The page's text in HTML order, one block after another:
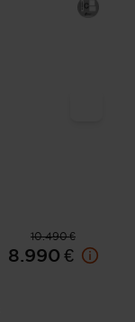
10.490 €
8.990 €